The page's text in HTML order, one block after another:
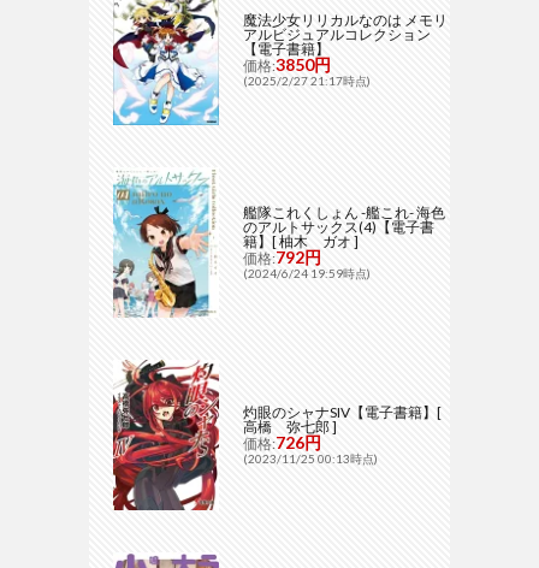
魔法少女リリカルなのは メモリ
アルビジュアルコレクション
【電子書籍】
価格:3850円
(2025/2/27 21:17時点)
艦隊これくしょん -艦これ- 海色
のアルトサックス(4)【電子書
籍】[ 柚木 ガオ ]
価格:792円
(2024/6/24 19:59時点)
灼眼のシャナSIV【電子書籍】[
高橋 弥七郎 ]
価格:726円
(2023/11/25 00:13時点)